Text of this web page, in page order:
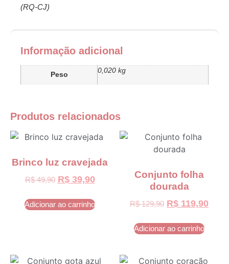
(RQ-CJ)
Informação adicional
Peso
0,020 kg
Produtos relacionados
Brinco luz cravejada
R$49,90 R$39,90
Adicionar ao carrinho
Conjunto folha
dourada
R$129,90 R$ 119,90
Adicionar ao carrinho